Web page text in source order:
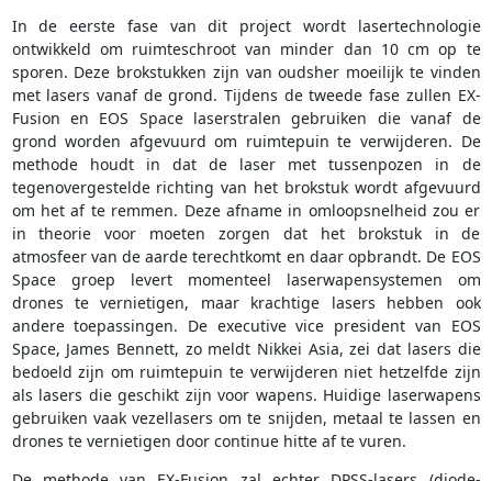
In de eerste fase van dit project wordt lasertechnologie
ontwikkeld om ruimteschroot van minder dan 10 cm op te
sporen. Deze brokstukken zijn van oudsher moeilijk te vinden
met lasers vanaf de grond. Tijdens de tweede fase zullen EX-
Fusion en EOS Space laserstralen gebruiken die vanaf de
grond worden afgevuurd om ruimtepuin te verwijderen. De
methode houdt in dat de laser met tussenpozen in de
tegenovergestelde richting van het brokstuk wordt afgevuurd
om het af te remmen. Deze afname in omloopsnelheid zou er
in theorie voor moeten zorgen dat het brokstuk in de
atmosfeer van de aarde terechtkomt en daar opbrandt. De EOS
Space groep levert momenteel laserwapensystemen om
drones te vernietigen, maar krachtige lasers hebben ook
andere toepassingen. De executive vice president van EOS
Space, James Bennett, zo meldt Nikkei Asia, zei dat lasers die
bedoeld zijn om ruimtepuin te verwijderen niet hetzelfde zijn
als lasers die geschikt zijn voor wapens. Huidige laserwapens
gebruiken vaak vezellasers om te snijden, metaal te lassen en
drones te vernietigen door continue hitte af te vuren.